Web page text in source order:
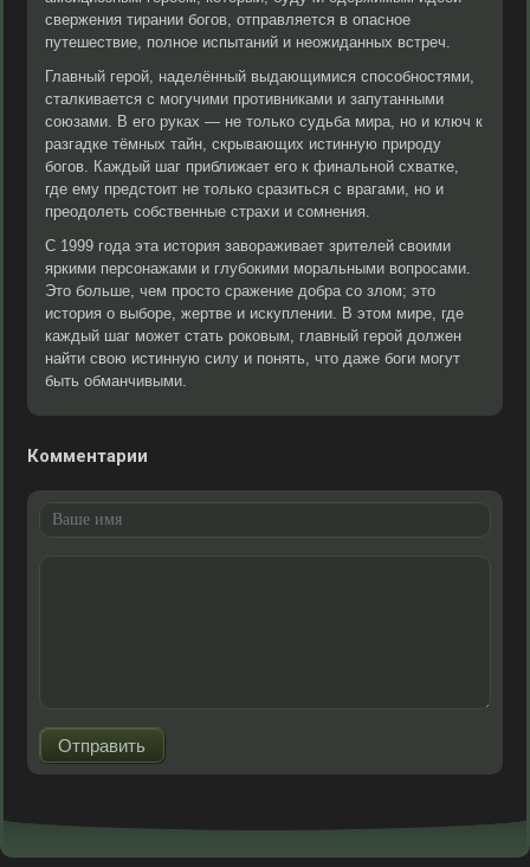
свержения тирании богов, отправляется в опасное
путешествие, полное испытаний и неожиданных встреч.
Главный герой, наделённый выдающимися способностями,
сталкивается с могучими противниками и запутанными
союзами. В его руках — не только судьба мира, но и ключ к
разгадке тёмных тайн, скрывающих истинную природу
богов. Каждый шаг приближает его к финальной схватке,
где ему предстоит не только сразиться с врагами, но и
преодолеть собственные страхи и сомнения.
С 1999 года эта история завораживает зрителей своими
яркими персонажами и глубокими моральными вопросами.
Это больше, чем просто сражение добра со злом; это
история о выборе, жертве и искуплении. В этом мире, где
каждый шаг может стать роковым, главный герой должен
найти свою истинную силу и понять, что даже боги могут
быть обманчивыми.
Комментарии